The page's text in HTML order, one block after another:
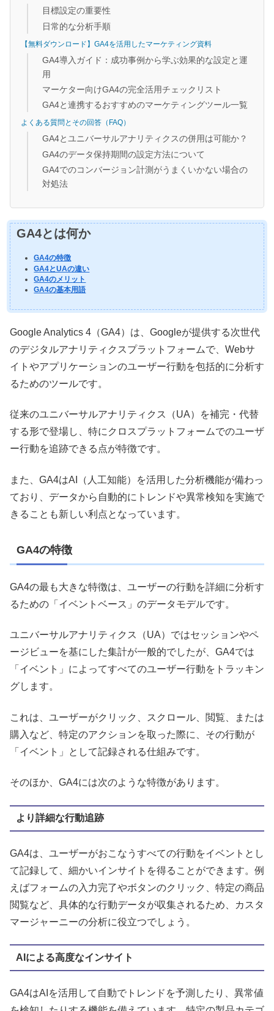
目標設定の重要性
日常的な分析手順
【無料ダウンロード】GA4を活用したマーケティング資料
GA4導入ガイド：成功事例から学ぶ効果的な設定と運
用
マーケター向けGA4の完全活用チェックリスト
GA4と連携するおすすめのマーケティングツール一覧
よくある質問とその回答（FAQ）
GA4とユニバーサルアナリティクスの併用は可能か？
GA4のデータ保持期間の設定方法について
GA4でのコンバージョン計測がうまくいかない場合の
対処法
GA4とは何か
GA4の特徴
GA4とUAの違い
GA4のメリット
GA4の基本用語
Google Analytics 4（GA4）は、Googleが提供する次世代
のデジタルアナリティクスプラットフォームで、Webサ
イトやアプリケーションのユーザー行動を包括的に分析す
るためのツールです。
従来のユニバーサルアナリティクス（UA）を補完・代替
する形で登場し、特にクロスプラットフォームでのユーザ
ー行動を追跡できる点が特徴です。
また、GA4はAI（人工知能）を活用した分析機能が備わっ
ており、データから自動的にトレンドや異常検知を実施で
きることも新しい利点となっています。
GA4の特徴
GA4の最も大きな特徴は、ユーザーの行動を詳細に分析す
るための「イベントベース」のデータモデルです。
ユニバーサルアナリティクス（UA）ではセッションやペ
ージビューを基にした集計が一般的でしたが、GA4では
「イベント」によってすべてのユーザー行動をトラッキン
グします。
これは、ユーザーがクリック、スクロール、閲覧、または
購入など、特定のアクションを取った際に、その行動が
「イベント」として記録される仕組みです。
そのほか、GA4には次のような特徴があります。
より詳細な行動追跡
GA4は、ユーザーがおこなうすべての行動をイベントとし
て記録して、細かいインサイトを得ることができます。例
えばフォームの入力完了やボタンのクリック、特定の商品
閲覧など、具体的な行動データが収集されるため、カスタ
マージャーニーの分析に役立つでしょう。
AIによる高度なインサイト
GA4はAIを活用して自動でトレンドを予測したり、異常値